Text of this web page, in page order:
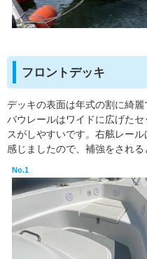
フロントデッキ
デッキの表面は年式の割に綺麗
バウレールはワイドに広げた
スがしやすいです。右舷レー
感じましたので、補強をされる
No.1